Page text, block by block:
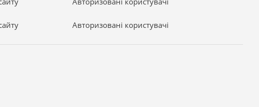
Авторизовані користувачі